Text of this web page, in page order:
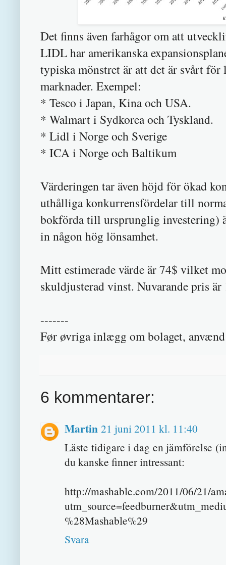
Det finns även farhågor om att
LIDL har amerikanska
typiska mönstret är att det är svårt
marknader. Exempel:
* Tesco i Japan, Kina och USA.
* Walmart i Sydkorea och Tyskland.
* Lidl i Norge och Sverige
* ICA i Norge och Baltikum
Värderingen tar även höjd för ökad
uthålliga konkurrensfördelar till
bokförda till ursprunglig investering)
in någon hög lönsamhet.
Mitt estimerade värde är 74$ vilket
skuldjusterad vinst. Nuvarande pris
-------
Før øvriga inlægg om bolaget,
6 kommentarer:
Martin 21 juni 2011 kl. 11:40
Läste tidigare i dag en jämförelse
du kanske finner intressant:
http://mashable.com/2011/06/21/
%28Mashable%29
Svara